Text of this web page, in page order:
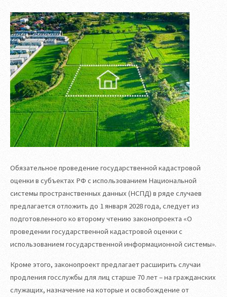
Обязательное проведение государственной кадастровой
оценки в субъектах РФ с использованием Национальной
системы пространственных данных (НСПД) в ряде случаев
предлагается отложить до 1 января 2028 года, следует из
подготовленного ко второму чтению законопроекта «О
проведении государственной кадастровой оценки с
использованием государственной информационной системы».
Кроме этого, законопроект предлагает расширить случаи
продления госслужбы для лиц старше 70 лет – на гражданских
служащих, назначение на которые и освобождение от